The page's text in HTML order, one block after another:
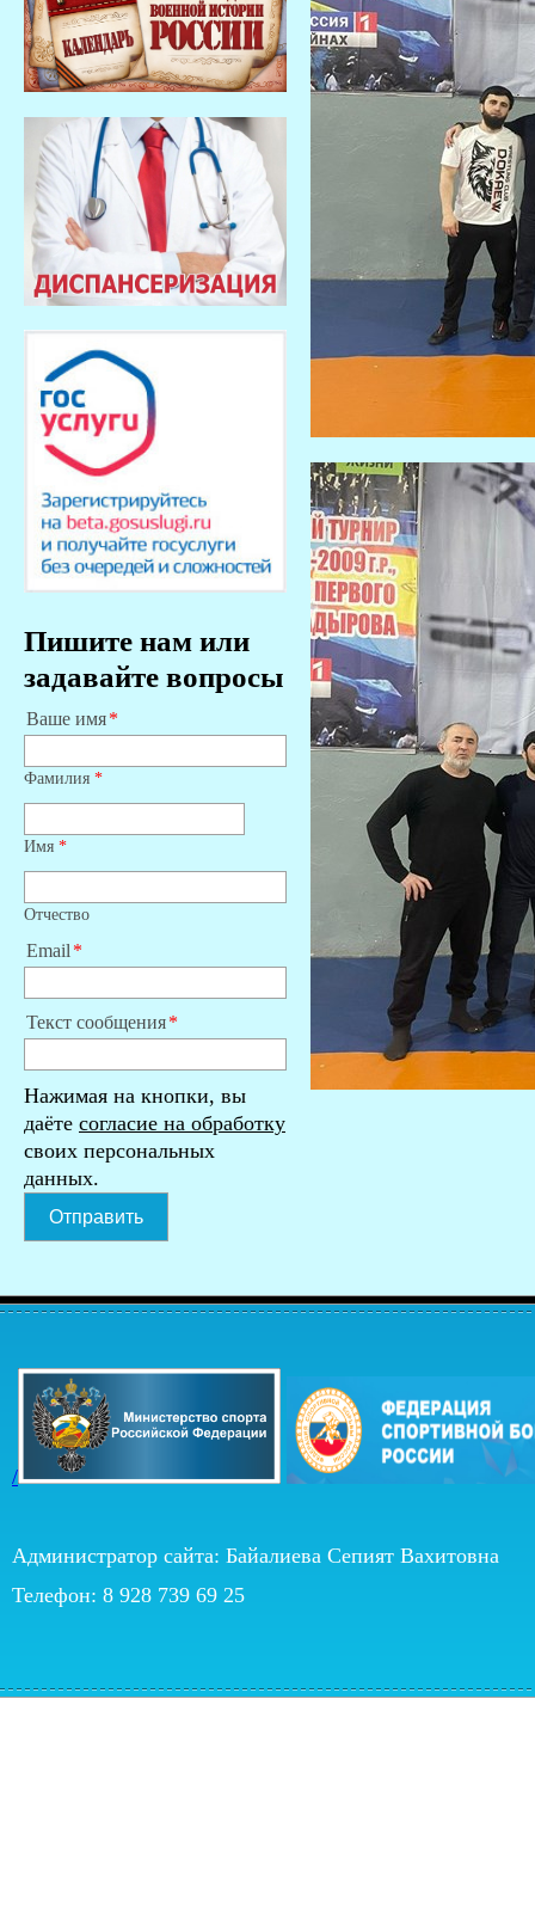
Пишите нам или
задавайте вопросы
Ваше имя
Фамилия *
Имя *
Отчество
Email
Текст сообщения
Нажимая на кнопки, вы
даёте согласие на обработку
своих персональных
данных.
Отправить
/
Администратор сайта: Байалиева Сепият Вахитовна
Телефон: 8 928 739 69 25